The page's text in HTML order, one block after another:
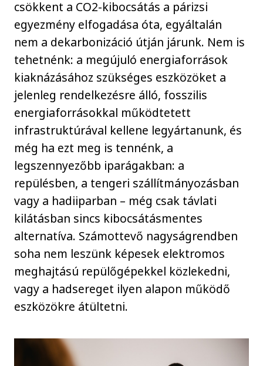
csökkent a CO2-kibocsátás a párizsi
egyezmény elfogadása óta, egyáltalán
nem a dekarbonizáció útján járunk. Nem is
tehetnénk: a megújuló energiaforrások
kiaknázásához szükséges eszközöket a
jelenleg rendelkezésre álló, fosszilis
energiaforrásokkal működtetett
infrastruktúrával kellene legyártanunk, és
még ha ezt meg is tennénk, a
legszennyezőbb iparágakban: a
repülésben, a tengeri szállítmányozásban
vagy a hadiiparban – még csak távlati
kilátásban sincs kibocsátásmentes
alternatíva. Számottevő nagyságrendben
soha nem leszünk képesek elektromos
meghajtású repülőgépekkel közlekedni,
vagy a hadsereget ilyen alapon működő
eszközökre átültetni.